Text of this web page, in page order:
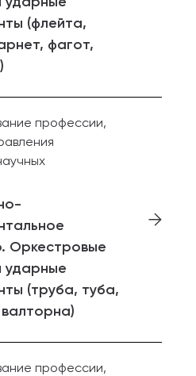
(флейта,
фагот,
профессии,
Оркестровые
ударные
(труба, туба,
профессии,